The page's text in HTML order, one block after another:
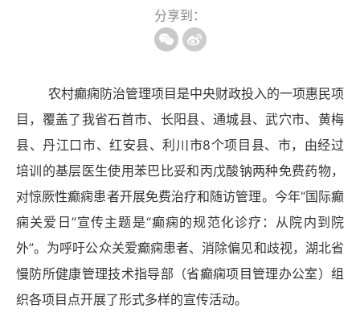
分享到：
农村癫痫防治管理项目是中央财政投入的一项惠民项
目，覆盖了我省石首市、长阳县、通城县、武穴市、黄梅
县、丹江口市、红安县、利川市8个项目县、市，由经过
培训的基层医生使用苯巴比妥和丙戊酸钠两种免费药物，
对惊厥性癫痫患者开展免费治疗和随访管理。今年“国际癫
痫关爱日”宣传主题是“癫痫的规范化诊疗：从院内到院
外”。为呼吁公众关爱癫痫患者、消除偏见和歧视，湖北省
慢防所健康管理技术指导部（省癫痫项目管理办公室）组
织各项目点开展了形式多样的宣传活动。